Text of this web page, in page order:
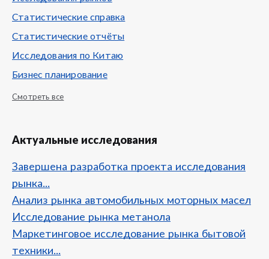
Статистические справка
Статистические отчёты
Исследования по Китаю
Бизнес планирование
Смотреть все
Актуальные исследования
Завершена разработка проекта исследования
рынка...
Анализ рынка автомобильных моторных масел
Исследование рынка метанола
Маркетинговое исследование рынка бытовой
техники...